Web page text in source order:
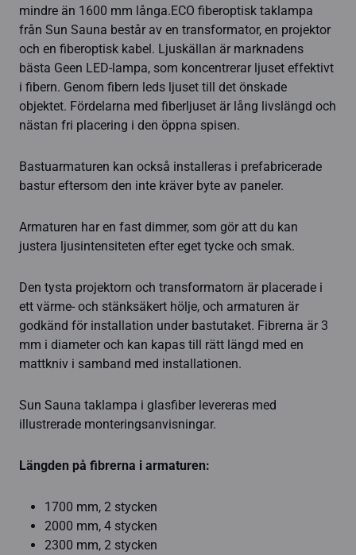
mindre än 1600 mm långa.ECO fiberoptisk taklampa
från Sun Sauna består av en transformator, en projektor
och en fiberoptisk kabel. Ljuskällan är marknadens
bästa Geen LED-lampa, som koncentrerar ljuset effektivt
i fibern. Genom fibern leds ljuset till det önskade
objektet. Fördelarna med fiberljuset är lång livslängd och
nästan fri placering i den öppna spisen.
Bastuarmaturen kan också installeras i prefabricerade
bastur eftersom den inte kräver byte av paneler.
Armaturen har en fast dimmer, som gör att du kan
justera ljusintensiteten efter eget tycke och smak.
Den tysta projektorn och transformatorn är placerade i
ett värme- och stänksäkert hölje, och armaturen är
godkänd för installation under bastutaket. Fibrerna är 3
mm i diameter och kan kapas till rätt längd med en
mattkniv i samband med installationen.
Sun Sauna taklampa i glasfiber levereras med
illustrerade monteringsanvisningar.
Längden på fibrerna i armaturen:
1700 mm, 2 stycken
2000 mm, 4 stycken
2300 mm, 2 stycken